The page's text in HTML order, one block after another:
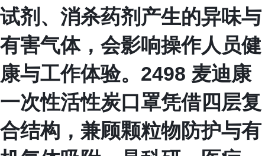
试剂、消杀药剂产生的异味与
有害气体，会影响操作人员健
康与工作体验。 2498 麦迪康
一次性活性炭口罩凭借四层复
合结构，兼顾颗粒物防护与有